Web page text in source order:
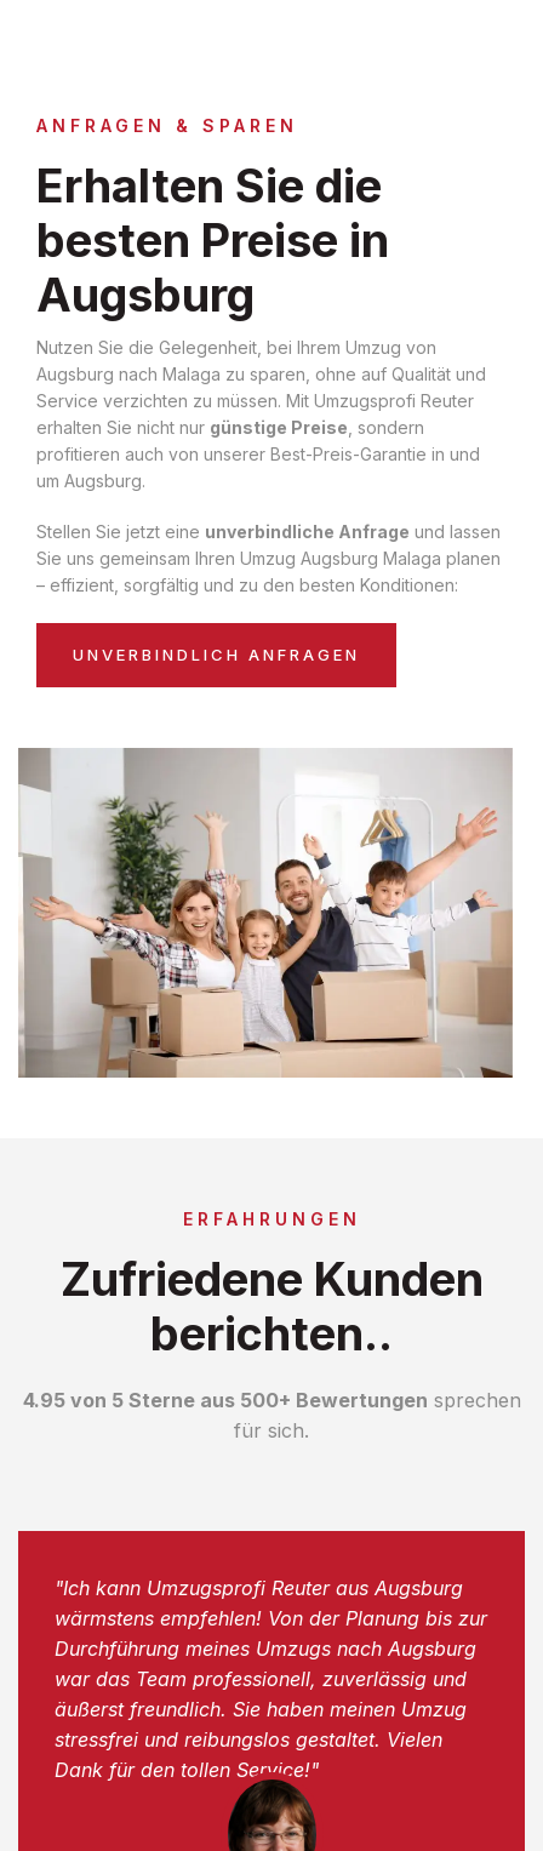
ANFRAGEN & SPAREN
Erhalten Sie die
besten Preise in
Augsburg
Nutzen Sie die Gelegenheit, bei Ihrem Umzug von
Augsburg nach Malaga zu sparen, ohne auf Qualität und
Service verzichten zu müssen. Mit Umzugsprofi Reuter
erhalten Sie nicht nur günstige Preise , sondern
profitieren auch von unserer Best-Preis-Garantie in und
um Augsburg.
Stellen Sie jetzt eine unverbindliche Anfrage und lassen
Sie uns gemeinsam Ihren Umzug Augsburg Malaga planen
– effizient, sorgfältig und zu den besten Konditionen:
UNVERBINDLICH ANFRAGEN
ERFAHRUNGEN
Zufriedene Kunden
berichten..
4.95 von 5 Sterne aus 500+ Bewertungen sprechen
für sich.
"Ich kann Umzugsprofi Reuter aus Augsburg
wärmstens empfehlen! Von der Planung bis zur
Durchführung meines Umzugs nach Augsburg
war das Team professionell, zuverlässig und
äußerst freundlich. Sie haben meinen Umzug
stressfrei und reibungslos gestaltet. Vielen
Dank für den tollen Service!"